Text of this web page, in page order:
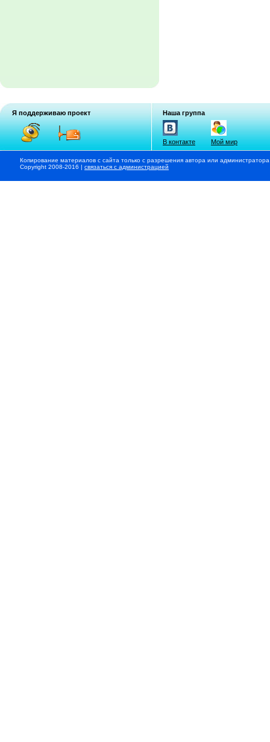
Я поддерживаю проект Наша группа
В контакте Мой мир
Копирование материалов с сайта только с разрешения автора или
Copyright 2008-2016 | связаться с администрацией